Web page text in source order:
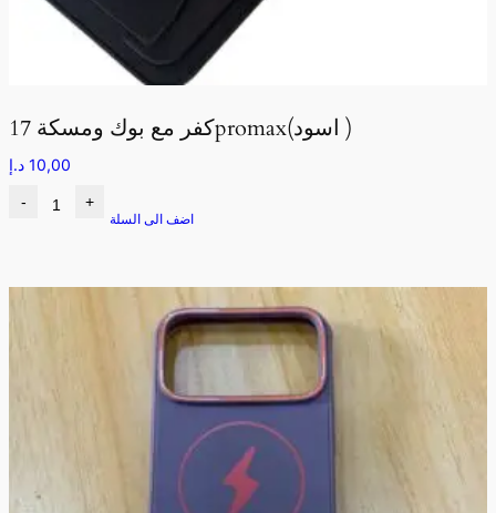
كفر مع بوك ومسكة 17promax(اسود )
10,00 د.إ
- +
اضف الى السلة